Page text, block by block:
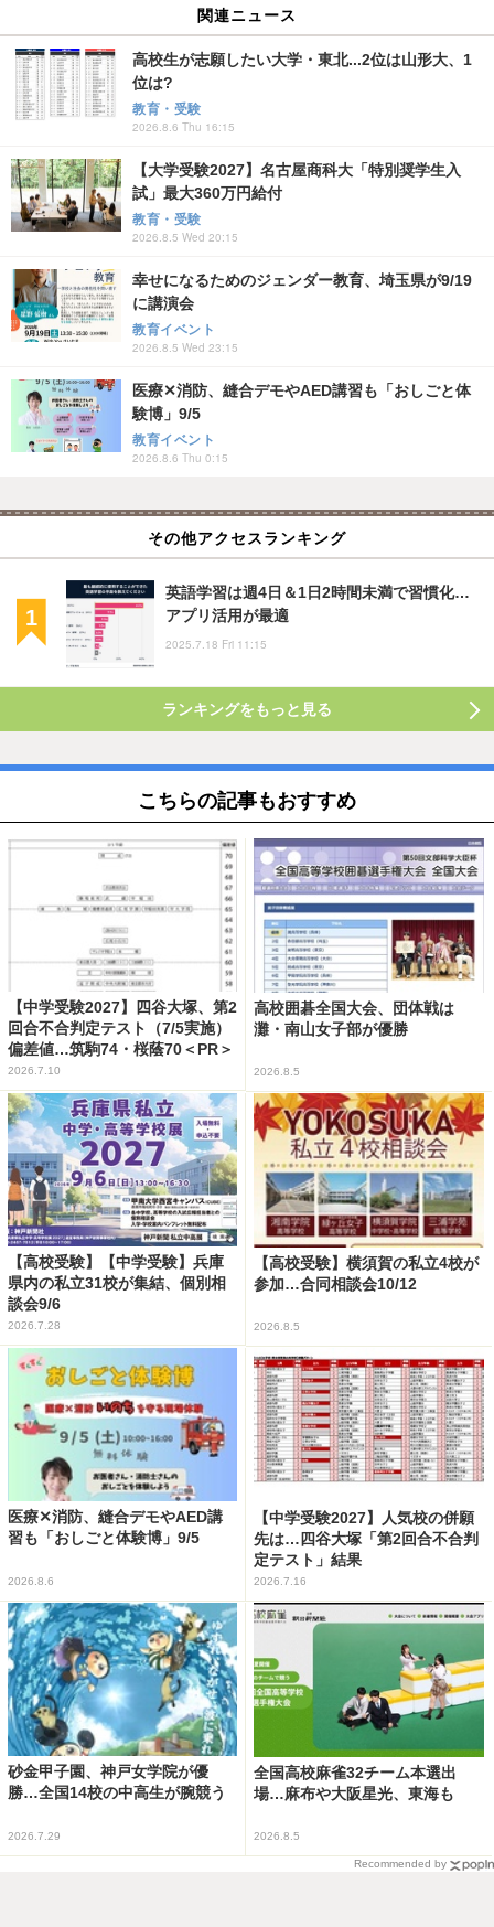
関連ニュース
高校生が志願したい大学・東北...2位は山形大、1
位は?
教育・受験
2026.8.6 Thu 16:15
【大学受験2027】名古屋商科大「特別奨学生入
試」最大360万円給付
教育・受験
2026.8.5 Wed 20:15
幸せになるためのジェンダー教育、埼玉県が9/19
に講演会
教育イベント
2026.8.5 Wed 23:15
医療✕消防、縫合デモやAED講習も「おしごと体
験博」9/5
教育イベント
2026.8.6 Thu 0:15
その他アクセスランキング
英語学習は週4日＆1日2時間未満で習慣化…
アプリ活用が最適
2025.7.18 Fri 11:15
ランキングをもっと見る
こちらの記事もおすすめ
【中学受験2027】四谷大塚、第2
回合不合判定テスト（7/5実施）
偏差値…筑駒74・桜蔭70＜PR＞
2026.7.10
高校囲碁全国大会、団体戦は
灘・南山女子部が優勝
2026.8.5
【高校受験】【中学受験】兵庫
県内の私立31校が集結、個別相
談会9/6
2026.7.28
【高校受験】横須賀の私立4校が
参加…合同相談会10/12
2026.8.5
医療✕消防、縫合デモやAED講
習も「おしごと体験博」9/5
2026.8.6
【中学受験2027】人気校の併願
先は…四谷大塚「第2回合不合判
定テスト」結果
2026.7.16
砂金甲子園、神戸女学院が優
勝…全国14校の中高生が腕競う
2026.7.29
全国高校麻雀32チーム本選出
場…麻布や大阪星光、東海も
2026.8.5
Recommended by